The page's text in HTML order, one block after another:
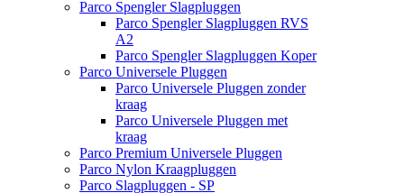
Parco Spengler Slagpluggen
Parco Spengler Slagpluggen RVS
A2
Parco Spengler Slagpluggen Koper
Parco Universele Pluggen
Parco Universele Pluggen zonder
kraag
Parco Universele Pluggen met
kraag
Parco Premium Universele Pluggen
Parco Nylon Kraagpluggen
Parco Slagpluggen - SP